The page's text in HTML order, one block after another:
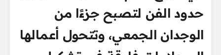
حدود الفن لتصبح جزءًا من
الوجدان الجمعي، وتتحول أعمالها